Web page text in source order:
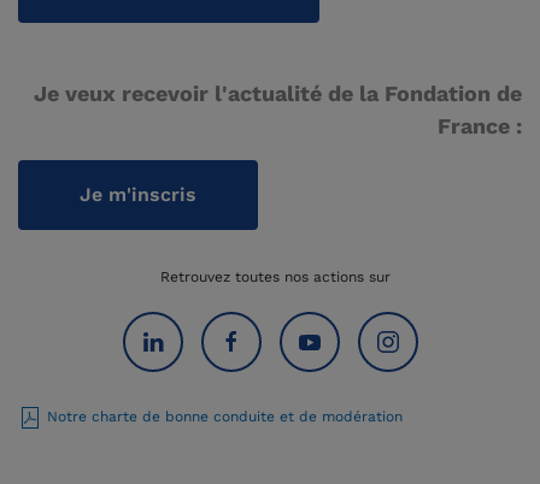
Je veux recevoir l'actualité de la Fondation de
France :
Je m'inscris
Retrouvez toutes nos actions sur
Notre charte de bonne conduite et de modération